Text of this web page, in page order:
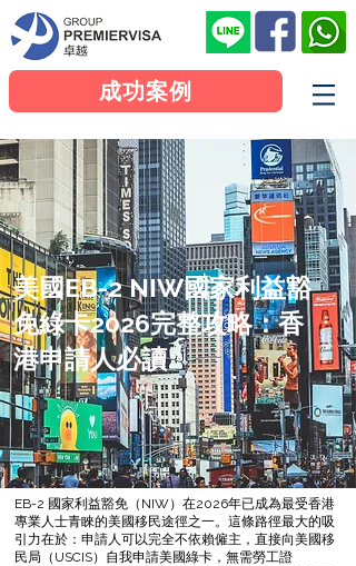
成功案例
美國EB-2 NIW國家利益豁
免綠卡2026完整攻略：香
港申請人必讀
EB-2 國家利益豁免（NIW）在2026年已成為最受香港
專業人士青睞的美國移民途徑之一。這條路徑最大的吸
引力在於：申請人可以完全不依賴僱主，直接向美國移
民局（USCIS）自我申請美國綠卡，無需勞工證